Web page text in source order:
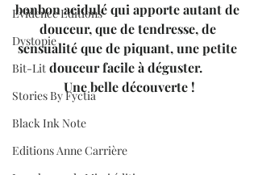
Evidence Editions
Dystopie
Bit-Lit
Stories By Fyctia
Black Ink Note
Editions Anne Carrière
bonbon acidulé qui apporte autant de
douceur, que de tendresse, de
sensualité que de piquant, une petite
douceur facile à déguster.
Une belle découverte !